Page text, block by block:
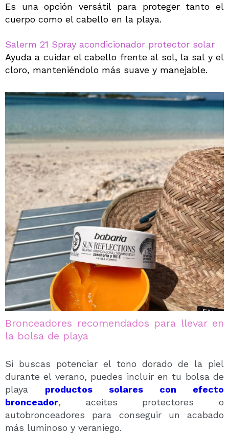
Es una opción versátil para proteger tanto el
cuerpo como el cabello en la playa.
Salerm 21 Spray acondicionador protector solar
Ayuda a cuidar el cabello frente al sol, la sal y el
cloro, manteniéndolo más suave y manejable.
Bronceadores recomendados para llevar en
la bolsa de playa
Si buscas potenciar el tono dorado de la piel
durante el verano, puedes incluir en tu bolsa de
playa productos solares con efecto
bronceador, aceites protectores o
autobronceadores para conseguir un acabado
más luminoso y veraniego.